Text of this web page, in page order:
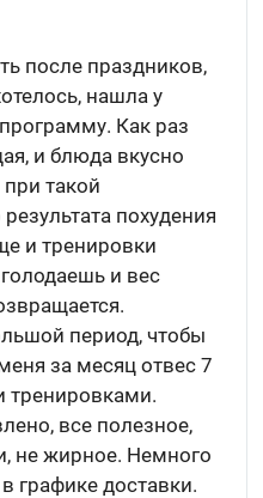
после праздников,
нашла у
Как раз
и блюда вкусно
такой
похудения
и тренировки
и вес
период, чтобы
за месяц отвес 7
тренировками.
все полезное,
не жирное. Немного
графике доставки.